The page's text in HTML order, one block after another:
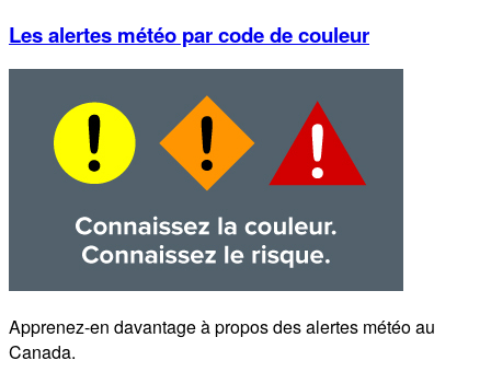
Les alertes météo par code de couleur
Apprenez-en davantage à propos des alertes météo au
Canada.